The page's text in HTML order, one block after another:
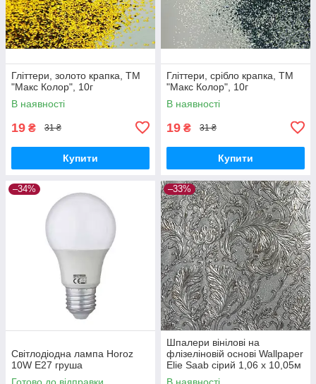
Гліттери, золото крапка, ТМ
"Макс Колор", 10г
В наявності
19 ₴ 31 ₴
Купити
Гліттери, срібло крапка, ТМ
"Макс Колор", 10г
В наявності
19 ₴ 31 ₴
Купити
–34%
Світлодіодна лампа Horoz
10W E27 груша
–33%
Шпалери вінілові на
флізеліновій основі Wallpaper
Elie Saab сірий 1,06 х 10,05м
(Z64819)